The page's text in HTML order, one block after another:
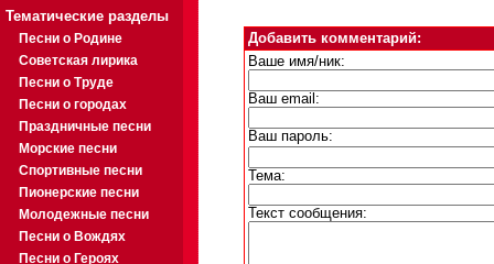
Тематические разделы
Песни о Родине
Советская лирика
Песни о Труде
Песни о городах
Праздничные песни
Морские песни
Спортивные песни
Пионерские песни
Молодежные песни
Песни о Вождях
Песни о Героях
Добавить комментарий:
Ваше имя/ник:
Ваш email:
Ваш пароль:
Тема:
Текст сообщения: